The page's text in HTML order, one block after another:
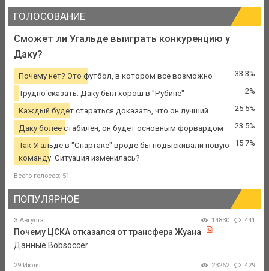
ГОЛОСОВАНИЕ
Сможет ли Угальде выиграть конкуренцию у
Даку?
Почему нет? Это футбол, в котором все возможно 33.3%
Трудно сказать. Даку был хорош в "Рубине" 2%
Каждый будет стараться доказать, что он лучший 25.5%
Даку более стабилен, он будет основным форвардом 23.5%
Так Угальде в "Спартаке" вроде бы подыскивали новую
команду. Ситуация изменилась?
15.7%
Всего голосов: 51
ПОПУЛЯРНОЕ
3 Августа 14830 441
Почему ЦСКА отказался от трансфера Жуана
Данные Bobsoccer.
29 Июля 23262 429